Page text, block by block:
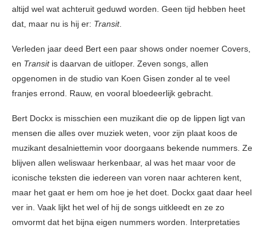
altijd wel wat achteruit geduwd worden. Geen tijd hebben heet
dat, maar nu is hij er: Transit.
Verleden jaar deed Bert een paar shows onder noemer Covers,
en Transitis daarvan de uitloper. Zeven songs, allen
opgenomen in de studio van Koen Gisen zonder al te veel
franjes errond. Rauw, en vooral bloedeerlijk gebracht.
Bert Dockx is misschien een muzikant die op de lippen ligt van
mensen die alles over muziek weten, voor zijn plaat koos de
muzikant desalniettemin voor doorgaans bekende nummers. Ze
blijven allen weliswaar herkenbaar, al was het maar voor de
iconische teksten die iedereen van voren naar achteren kent,
maar het gaat er hem om hoe je het doet. Dockx gaat daar heel
ver in. Vaak lijkt het wel of hij de songs uitkleedt en ze zo
omvormt dat het bijna eigen nummers worden. Interpretaties